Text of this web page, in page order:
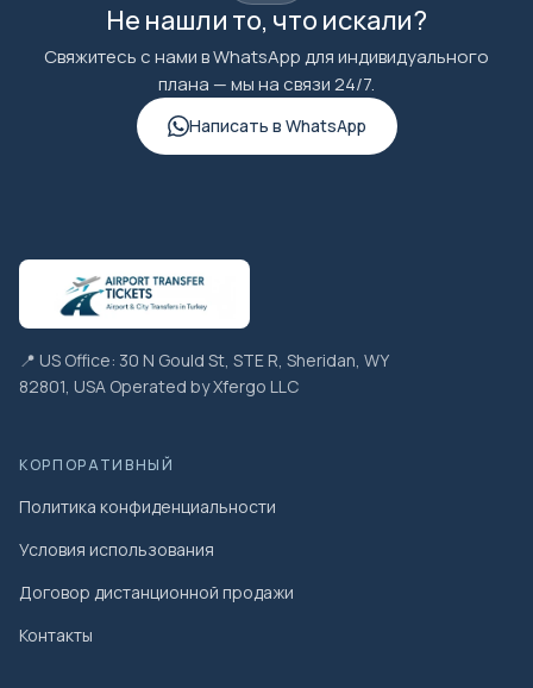
Не нашли то, что искали?
Свяжитесь с нами в WhatsApp для индивидуального
плана — мы на связи 24/7.
Написать в WhatsApp
📍 US Office: 30 N Gould St, STE R, Sheridan, WY
82801, USA Operated by Xfergo LLC
КОРПОРАТИВНЫЙ
Политика конфиденциальности
Условия использования
Договор дистанционной продажи
Контакты